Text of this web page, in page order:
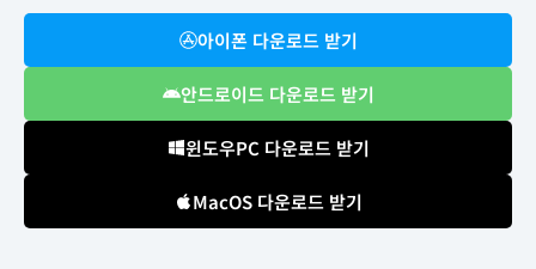
아이폰 다운로드 받기
안드로이드 다운로드 받기
윈도우PC 다운로드 받기
MacOS 다운로드 받기